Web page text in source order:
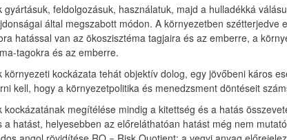
gyártásuk, feldolgozásuk, használatuk, majd a hulladékká
által megszabott módon. A környezetben
hatással van az ökoszisztéma tagjaira és az emberre, a
tagokra és az emberre.
környezeti kockázata tehát objektív dolog, egy jövőbeni káros
kell, hogy a környezetpolitika és menedzsment döntéseit
kockázatának megítélése mindig a kitettség és a hatás
a hatást, helyesebben az előreláthatóan hatást még nem